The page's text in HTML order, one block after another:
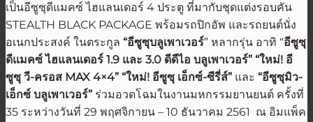
เป็นอีซูซุดีแมคซ์ ไฮแลนเดอร์ 4 ประตู ที่มากับชุดแต่งรอบคัน
STEALTH BLACK PACKAGE พร้อมรถปิกอัพ และรถยนต์นั่ง
อเนกประสงค์ ในตระกูล “อีซูซุบลูเพาเวอร์” หลากรุ่น อาทิ “อีซูซุ
ดีแมคซ์ ไฮแลนเดอร์ 1.9 และ 3.0 ดีดีไอ บลูเพาเวอร์” “ใหม่! อี
ซูซุ วี-ครอส MAX 4×4” “ใหม่! อีซูซุ เอ็กซ์-ซีรี่ส์” และ “อีซูซุมิว-
เอ็กซ์ บลูเพาเวอร์” ร่วมอวดโฉมในงานมหกรรมยานยนต์ ครั้งที่
35 ระหว่างวันที่ 29 พฤศจิกายน – 10 ธันวาคม 2561 ณ อิมแพ็ค